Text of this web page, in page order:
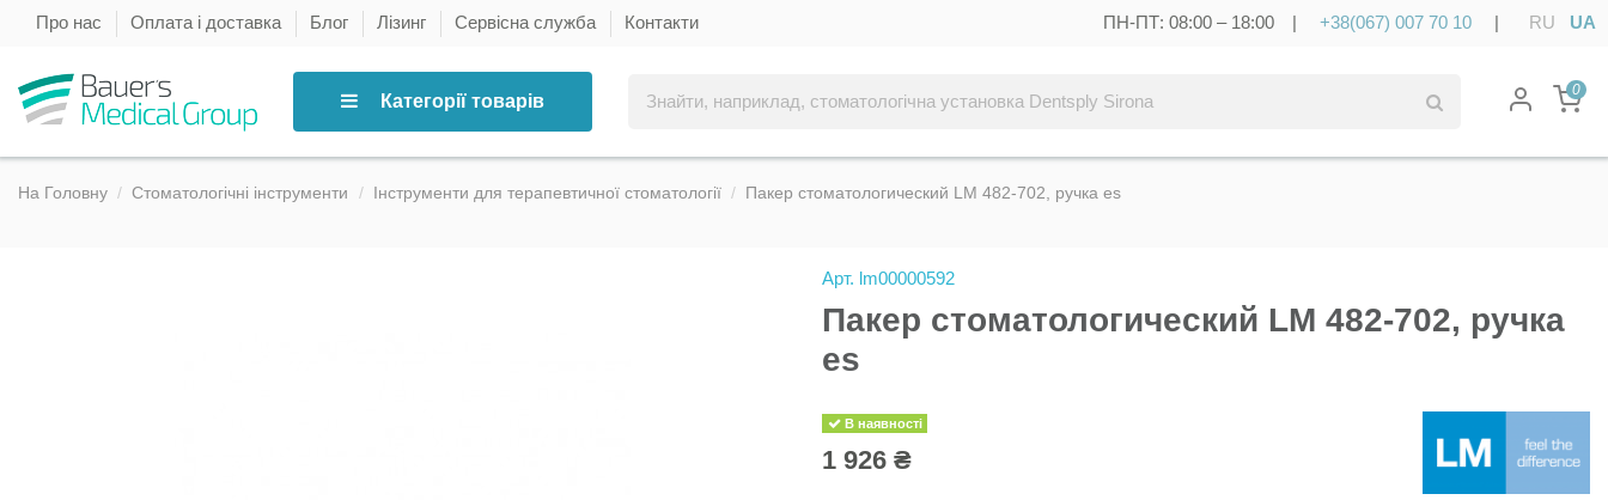
Про нас Оплата і доставка Блог Лізинг Сервісна служба Контакти ПН-ПТ: 08:00 – 18:00 | +38(067) 007 70 10 | RU UA
Категорії товарів
0
На Головну Стоматологічні інструменти Інструменти для терапевтичної стоматології Пакер стоматологический LM 482-702, ручка es
Арт. lm00000592
Пакер стоматологический LM 482-702, ручка
es
В наявності
1 926 ₴